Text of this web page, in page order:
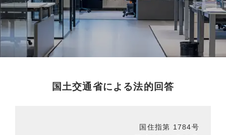
国土交通省による法的回答
国住指第 1784号